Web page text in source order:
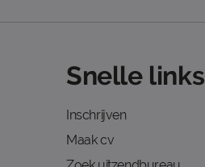
Snelle links
Inschrijven
Maak cv